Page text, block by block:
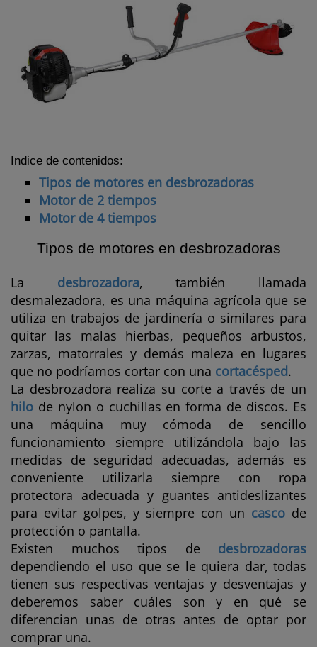
Indice de contenidos:
Tipos de motores en desbrozadoras
Motor de 2 tiempos
Motor de 4 tiempos
Tipos de motores en desbrozadoras
La desbrozadora, también llamada
desmalezadora, es una máquina agrícola que se
utiliza en trabajos de jardinería o similares para
quitar las malas hierbas, pequeños arbustos,
zarzas, matorrales y demás maleza en lugares
que no podríamos cortar con una cortacésped.
La desbrozadora realiza su corte a través de un
hilo de nylon o cuchillas en forma de discos. Es
una máquina muy cómoda de sencillo
funcionamiento siempre utilizándola bajo las
medidas de seguridad adecuadas, además es
conveniente utilizarla siempre con ropa
protectora adecuada y guantes antideslizantes
para evitar golpes, y siempre con un casco de
protección o pantalla.
Existen muchos tipos de desbrozadoras
dependiendo el uso que se le quiera dar, todas
tienen sus respectivas ventajas y desventajas y
deberemos saber cuáles son y en qué se
diferencian unas de otras antes de optar por
comprar una.